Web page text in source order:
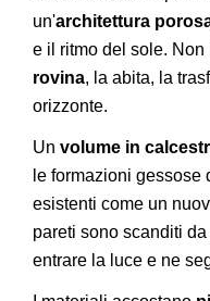
un'architettura
e il ritmo del sole. Non
rovina, la abita, la
orizzonte.
Un volume in
le formazioni
esistenti come un
pareti sono scanditi
entrare la luce e ne